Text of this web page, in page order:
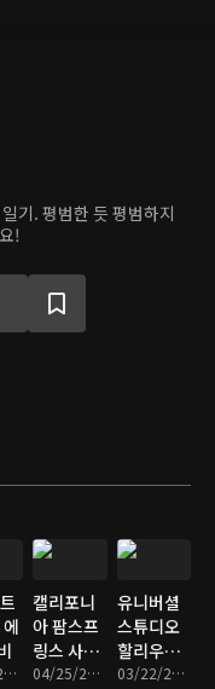
기. 평범한 듯 평범하지
!
06/07/2022 • 11분
캘리포니
아 팜스프
링스 사막
여행
04/25/2022 • 12분
유니버셜
스튜디오
할리우드
랜선 여행
03/22/2022 • 15분